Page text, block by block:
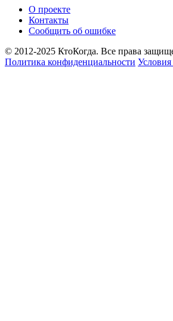
О проекте
Контакты
Сообщить об ошибке
© 2012-2025 КтоКогда. Все права
Политика конфиденциальности